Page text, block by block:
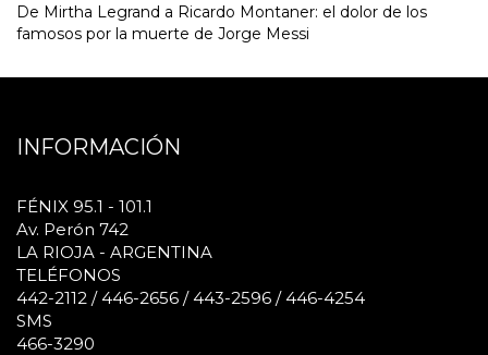
De Mirtha Legrand a Ricardo Montaner: el dolor de los
famosos por la muerte de Jorge Messi
INFORMACIÓN
FÉNIX 95.1 - 101.1
Av. Perón 742
LA RIOJA - ARGENTINA
TELÉFONOS
442-2112 / 446-2656 / 443-2596 / 446-4254
SMS
466-3290